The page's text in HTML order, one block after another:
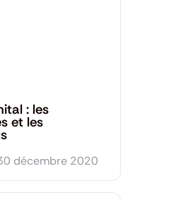
: les
et les
décembre 2020